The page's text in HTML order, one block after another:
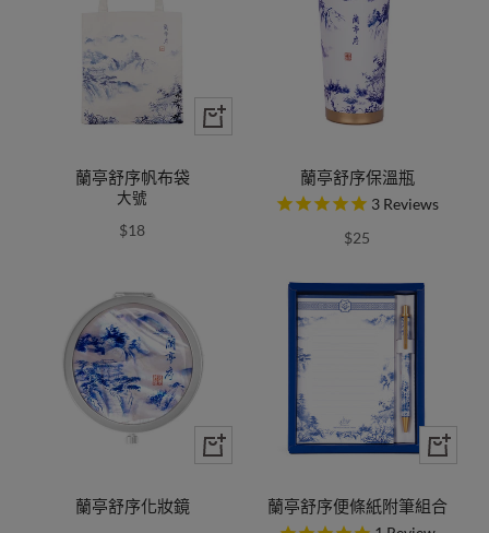
蘭亭舒序帆布袋
大號
$18
蘭亭舒序保溫瓶
3 Reviews
$25
蘭亭舒序化妝鏡 蘭亭舒序便條紙附筆組合